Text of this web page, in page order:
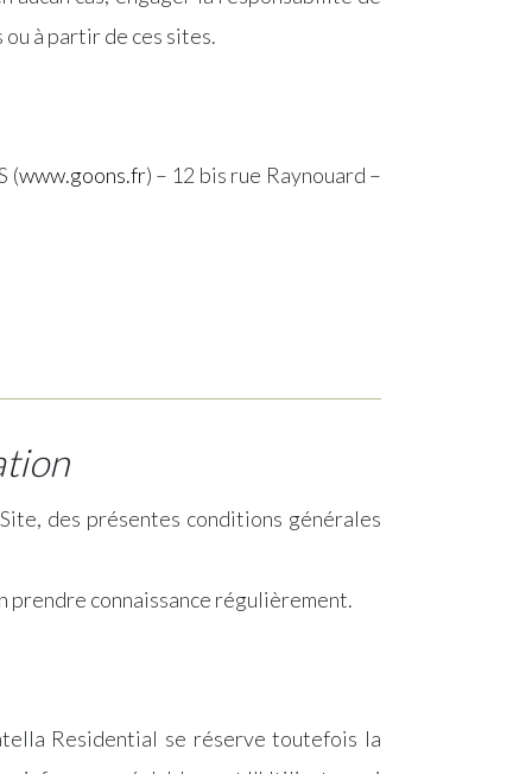
à partir de ces sites.
(www.goons.fr) – 12 bis rue Raynouard –
des présentes conditions générales
connaissance régulièrement.
Residential se réserve toutefois la